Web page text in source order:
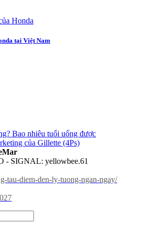
tại Việt Nam
Bao nhiêu tuổi uống được
của Gillette (4Ps)
- SIGNAL: yellowbee.61
tau-diem-den-ly-tuong-ngan-ngay/